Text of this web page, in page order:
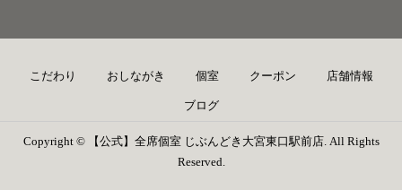
こだわり おしながき 個室 クーポン 店舗情報
ブログ
Copyright © 【公式】全席個室 じぶんどき大宮東口駅前店. All Rights
Reserved.